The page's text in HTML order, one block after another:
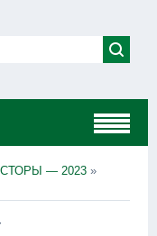
— 2023 »